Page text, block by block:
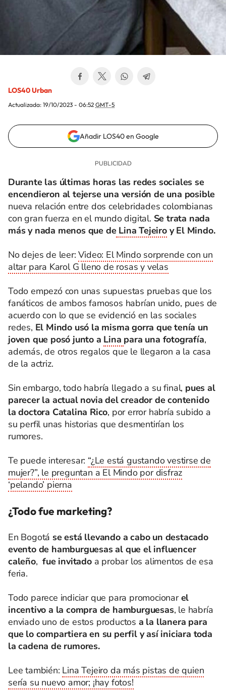
LOS40 Urban
Actualizada: 19/10/2023 - 06:52 GMT-5
Añadir LOS40 en Google
Durante las últimas horas las redes sociales se
encendieron al tejerse una versión de una posible
nueva relación entre dos celebridades colombianas
con gran fuerza en el mundo digital. Se trata nada
más y nada menos que deLina Tejeiroy El Mindo.
No dejes de leer:Video: El Mindo sorprende con un
altar para Karol G lleno de rosas y velas
Todo empezó con unas supuestas pruebas que los
fanáticos de ambos famosos habrían unido, pues de
acuerdo con lo que se evidenció en las sociales
redes, El Mindo usó la misma gorra que tenía un
joven que posó junto a Lina para una fotografía,
además, de otros regalos que le llegaron a la casa
de la actriz.
Sin embargo, todo habría llegado a su final, pues al
parecer la actual novia del creador de contenido
la doctora Catalina Rico, por error habría subido a
su perfil unas historias que desmentirían los
rumores.
Te puede interesar: “¿Le está gustando vestirse de
mujer?”, le preguntan a El Mindo por disfraz
‘pelando’ pierna
¿Todo fue marketing?
En Bogotá se está llevando a cabo un destacado
evento de hamburguesas al que el influencer
caleño, fue invitadoa probar los alimentos de esa
feria.
Todo parece indiciar que para promocionarel
incentivo a la compra de hamburguesas, le habría
enviado uno de estos productos a la llanera para
que lo compartiera en su perfil y así iniciara toda
la cadena de rumores.
Lee también: Lina Tejeiro da más pistas de quien
sería su nuevo amor; ¡hay fotos!